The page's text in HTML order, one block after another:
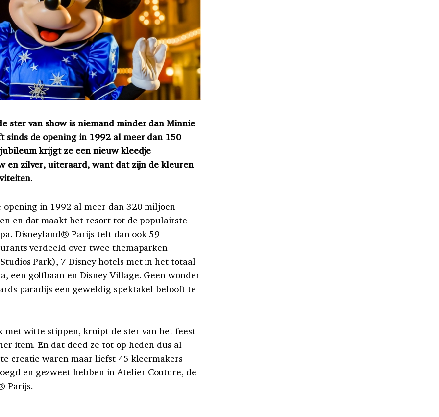
ster van show is niemand minder dan Minnie
sinds de opening in 1992 al meer dan 150
krijgt ze een nieuw kleedje
en zilver, uiteraard, want dat zijn de kleuren
in 1992 al meer dan 320 miljoen
en dat maakt het resort tot de populairste
Disneyland® Parijs telt dan ook 59
verdeeld over twee themaparken
Park), 7 Disney hotels met in het totaal
een golfbaan en Disney Village. Geen wonder
paradijs een geweldig spektakel belooft te
met witte stippen, kruipt de ster van het feest
item. En dat deed ze tot op heden dus al
creatie waren maar liefst 45 kleermakers
en gezweet hebben in Atelier Couture, de
Parijs.